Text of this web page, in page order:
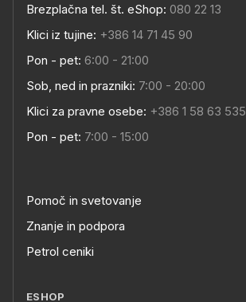
Brezplačna tel. št. eShop: 080 22 13
Klici iz tujine: +386 14 71 45 90
Pon - pet: 6:00 - 21:00
Sob, ned in prazniki: 7:00 - 20:00
Klici za pravne osebe: +386 1 58 63 535
Pon - pet: 7:00 - 15:00
Pomoč in svetovanje
Znanje in podpora
Petrol ceniki
ESHOP